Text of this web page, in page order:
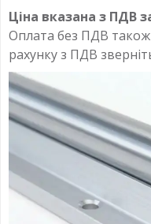
Ціна вказана з ПДВ
Оплата без ПДВ
рахунку з ПДВ